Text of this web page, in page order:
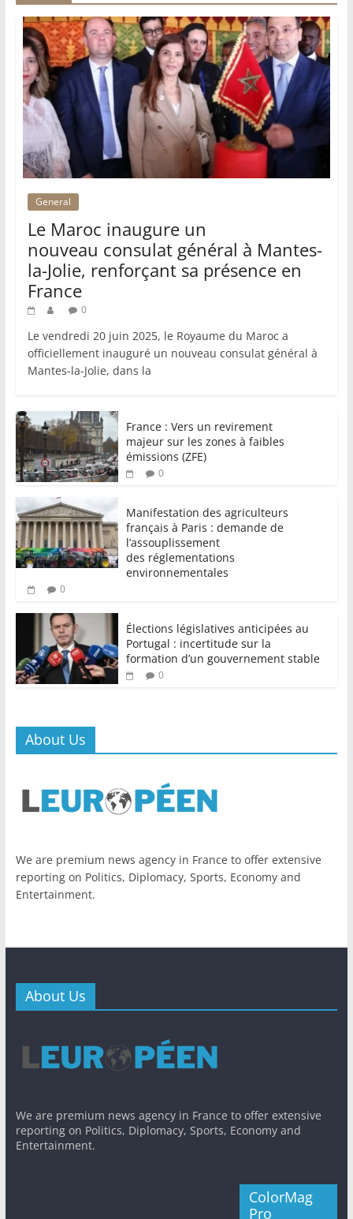
General
Le Maroc inaugure un
nouveau consulat général à Mantes-
la-Jolie, renforçant sa présence en
France
0
Le vendredi 20 juin 2025, le Royaume du Maroc a
officiellement inauguré un nouveau consulat général à
Mantes-la-Jolie, dans la
France : Vers un revirement
majeur sur les zones à faibles
émissions (ZFE)
0
Manifestation des agriculteurs
français à Paris : demande de
l’assouplissement
des réglementations
environnementales
0
Élections législatives anticipées au
Portugal : incertitude sur la
formation d’un gouvernement stable
0
About Us
We are premium news agency in France to offer extensive
reporting on Politics, Diplomacy, Sports, Economy and
Entertainment.
About Us
We are premium news agency in France to offer extensive
reporting on Politics, Diplomacy, Sports, Economy and
Entertainment.
ColorMag
Pro